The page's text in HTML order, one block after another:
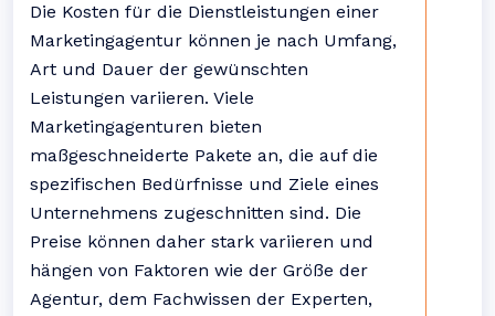
Die Kosten für die Dienstleistungen einer
Marketingagentur können je nach Umfang,
Art und Dauer der gewünschten
Leistungen variieren. Viele
Marketingagenturen bieten
maßgeschneiderte Pakete an, die auf die
spezifischen Bedürfnisse und Ziele eines
Unternehmens zugeschnitten sind. Die
Preise können daher stark variieren und
hängen von Faktoren wie der Größe der
Agentur, dem Fachwissen der Experten,